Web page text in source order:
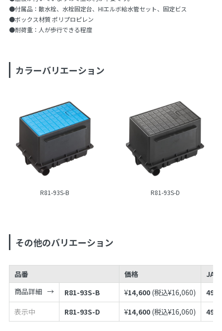
●付属品：散水栓、水栓固定台、HIエルボ給水管セット、固定ビス
●ボックス材質 ポリプロピレン
●耐荷重：人が歩行できる程度
カラーバリエーション
R81-93S-B R81-93S-D
その他のバリエーション
品番 価格
JAN
商品詳細
R81-93S-B ¥14,600 (税込¥16,060)
表示中
R81-93S-D ¥14,600 (税込¥16,060)